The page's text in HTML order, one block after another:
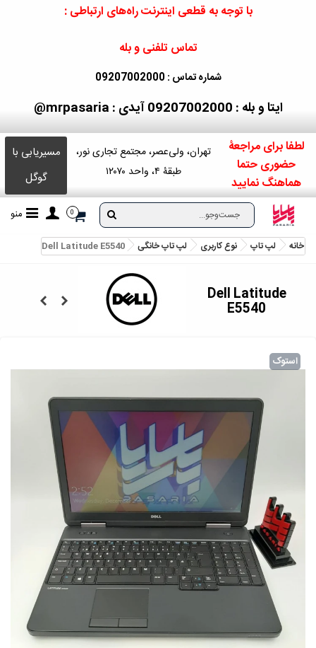
با توجه به قطعی اینترنت راه‌های ارتباطی :
تماس تلفنی و بله
شماره تماس : 09207002000
ایتا و بله : 09207002000 آیدی : mrpasaria@
لطفا برای مراجعۀ
حضوری حتما
هماهنگ نمایید
تهران، ولی‌عصر، مجتمع تجاری نور،
طبقۀ ۴، واحد ۱۲۰۷۰
مسیریابی با
گوگل
0 منو
خانه لپ تاپ نوع کاربری لپ تاپ خانگی Dell Latitude E5540
Dell Latitude
E5540
استوک